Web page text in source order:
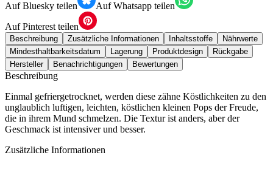
Auf Bluesky teilen
Auf Whatsapp teilen
Auf Pinterest teilen
Beschreibung Zusätzliche Informationen Inhaltsstoffe
Nährwerte
Mindesthaltbarkeitsdatum
Lagerung Produktdesign
Rückgabe
Hersteller
Benachrichtigungen Bewertungen
Beschreibung
Einmal gefriergetrocknet, werden diese zähne Köstlichkeiten zu den
unglaublich luftigen, leichten, köstlichen kleinen Pops der Freude,
die in ihrem Mund schmelzen. Die Textur ist anders, aber der
Geschmack ist intensiver und besser.
Zusätzliche Informationen